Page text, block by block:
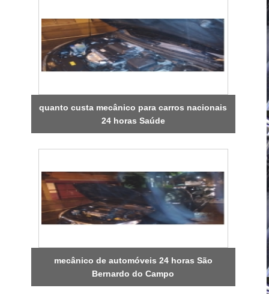
quanto custa mecânico para carros nacionais
24 horas Saúde
mecânico de automóveis 24 horas São
Bernardo do Campo